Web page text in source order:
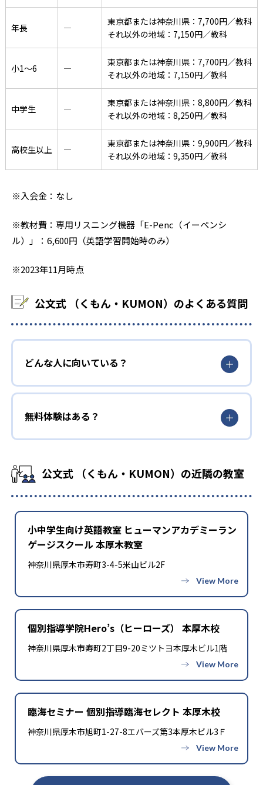
年長 ―
東京都または神奈川県：7,700円／教科
それ以外の地域：7,150円／教科
小1〜6 ―
東京都または神奈川県：7,700円／教科
それ以外の地域：7,150円／教科
中学生 ―
東京都または神奈川県：8,800円／教科
それ以外の地域：8,250円／教科
高校生以上 ―
東京都または神奈川県：9,900円／教科
それ以外の地域：9,350円／教科
※入会金：なし
※教材費：専用リスニング機器「E-Penc（イーペンシ
ル）」：6,600円（英語学習開始時のみ）
※2023年11月時点
公文式 （くもん・KUMON）のよくある質問
どんな人に向いている？
無料体験はある？
公文式 （くもん・KUMON）の近隣の教室
小中学生向け英語教室 ヒューマンアカデミーラン
ゲージスクール 本厚木教室
神奈川県厚木市寿町3-4-5米山ビル2F
個別指導学院Hero’s（ヒーローズ） 本厚木校
神奈川県厚木市寿町2丁目9-20ミツトヨ本厚木ビル1階
臨海セミナー 個別指導臨海セレクト 本厚木校
神奈川県厚木市旭町1-27-8エバーズ第3本厚木ビル3Ｆ